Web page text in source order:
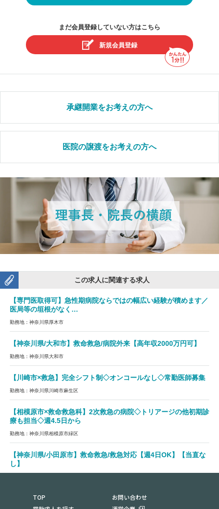
まだ会員登録していない方はこちら
新規会員登録
承継開業をお考えの方へ
医院の譲渡をお考えの方へ
この求人に関連する求人
【専門医取得可】急性期病院ならではの幅広い経験が積めます／
医局等の垣根がなく…
勤務地：神奈川県厚木市
【神奈川県/大和市】救命救急/病院外来【高年収2000万円可】
勤務地：神奈川県大和市
【川崎市×救急】完全シフト制◇オンコールなし◇常勤医師募集
勤務地：神奈川県川崎市麻生区
【相模原市×救命救急科】2次救急の病院◇トリアージの他初期診
療も担当◇週4.5日から
勤務地：神奈川県相模原市緑区
【神奈川県/小田原市】救命救急/救急対応【週4日OK】【当直な
し】
TOP
お問い合わせ